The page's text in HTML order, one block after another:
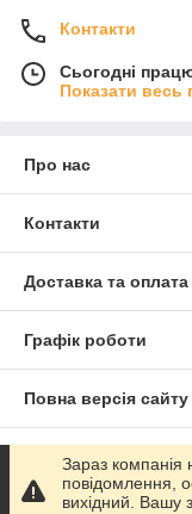
Контакти
Сьогодні
Показати весь
Про нас
Контакти
Доставка та оплата
Графік роботи
Повна версія сайту
Сайт створено на
Зараз
повідомлення,
вихідний. Вашу